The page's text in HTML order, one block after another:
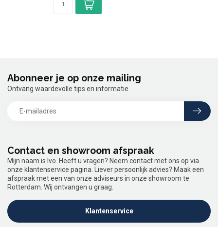
Contact en showroom afspraak
Mijn naam is Ivo. Heeft u vragen? Neem contact met ons op via
onze klantenservice pagina. Liever persoonlijk advies? Maak een
afspraak met een van onze adviseurs in onze showroom te
Rotterdam. Wij ontvangen u graag.
Klantenservice
Abonneer je op onze mailing
Ontvang waardevolle tips en informatie